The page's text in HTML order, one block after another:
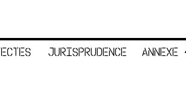
JURISPRUDENCE ANNEXE